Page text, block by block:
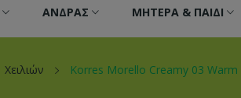
ΑΝΔΡΑΣ ΜΗΤΕΡΑ & ΠΑΙΔΙ
Χειλιών Korres Morello Creamy 03 Warm